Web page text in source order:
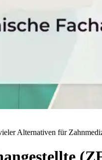
Alternativen für